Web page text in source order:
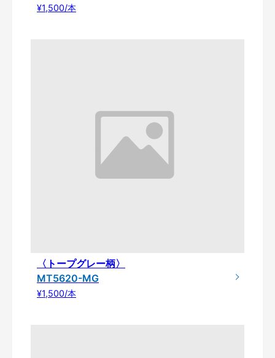
¥1,500/本
〈トープグレー柄〉
MT5620-MG
¥1,500/本